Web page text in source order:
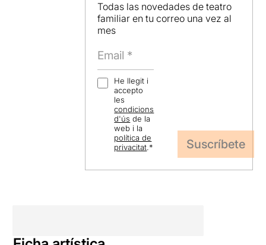
Todas las novedades de teatro
familiar en tu correo una vez al
mes
He llegit i
accepto
les
condicions
d'ús de la
web i la
política de
privacitat.*